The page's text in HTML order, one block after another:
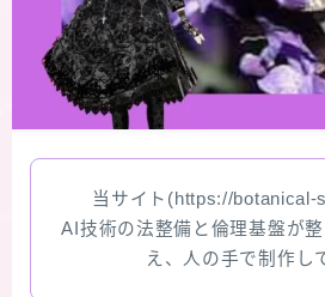
プロフィール
アロマハーブアンケート
おすすめ商品＆レビュー
★スペシャルアロマハーブ４択
当サイト(https://botanical-
AI技術の法整備と倫理基盤が
え、人の手で制作し